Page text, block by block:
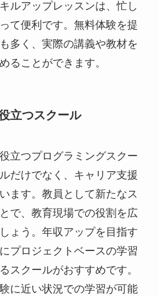
ルアップレッスンは、忙し
て便利です。無料体験を提
多く、実際の講義や教材を
ることができます。
立つスクール
立つプログラミングスクー
だけでなく、キャリア支援
ます。教員として新たなス
で、教育現場での役割を広
ょう。年収アップを目指す
プロジェクトベースの学習
スクールがおすすめです。
に近い状況での学習が可能